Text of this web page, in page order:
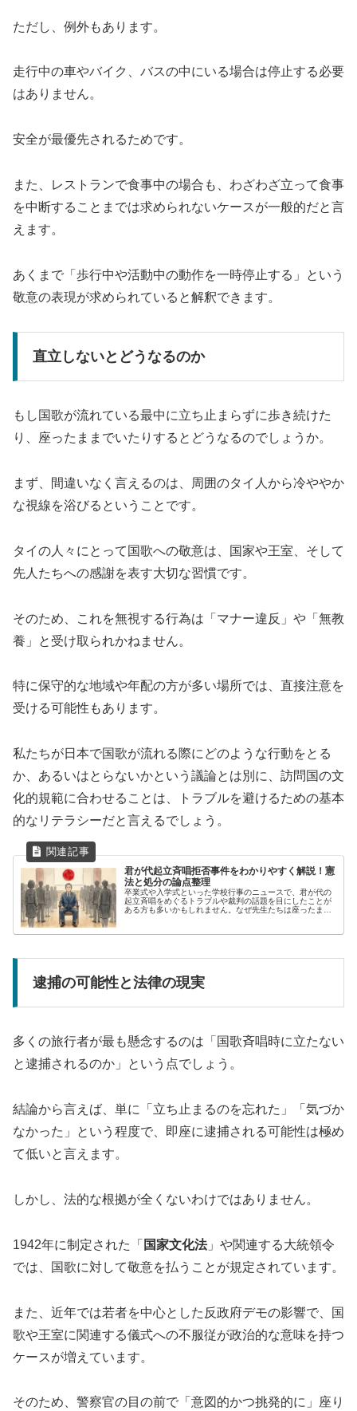
ただし、例外もあります。
走行中の車やバイク、バスの中にいる場合は停止する必要
はありません。
安全が最優先されるためです。
また、レストランで食事中の場合も、わざわざ立って食事
を中断することまでは求められないケースが一般的だと言
えます。
あくまで「歩行中や活動中の動作を一時停止する」という
敬意の表現が求められていると解釈できます。
直立しないとどうなるのか
もし国歌が流れている最中に立ち止まらずに歩き続けた
り、座ったままでいたりするとどうなるのでしょうか。
まず、間違いなく言えるのは、周囲のタイ人から冷ややか
な視線を浴びるということです。
タイの人々にとって国歌への敬意は、国家や王室、そして
先人たちへの感謝を表す大切な習慣です。
そのため、これを無視する行為は「マナー違反」や「無教
養」と受け取られかねません。
特に保守的な地域や年配の方が多い場所では、直接注意を
受ける可能性もあります。
私たちが日本で国歌が流れる際にどのような行動をとる
か、あるいはとらないかという議論とは別に、訪問国の文
化的規範に合わせることは、トラブルを避けるための基本
的なリテラシーだと言えるでしょう。
君が代起立斉唱拒否事件をわかりやすく解説！憲
法と処分の論点整理
卒業式や入学式といった学校行事のニュースで、君が代の
起立斉唱をめぐるトラブルや裁判の話題を目にしたことが
ある方も多いかもしれません。なぜ先生たちは座ったまま
逮捕の可能性と法律の現実
多くの旅行者が最も懸念するのは「国歌斉唱時に立たない
と逮捕されるのか」という点でしょう。
結論から言えば、単に「立ち止まるのを忘れた」「気づか
なかった」という程度で、即座に逮捕される可能性は極め
て低いと言えます。
しかし、法的な根拠が全くないわけではありません。
1942年に制定された「 国家文化法」や関連する大統領令
では、国歌に対して敬意を払うことが規定されています。
また、近年では若者を中心とした反政府デモの影響で、国
歌や王室に関連する儀式への不服従が政治的な意味を持つ
ケースが増えています。
そのため、警察官の目の前で「意図的かつ挑発的に」座り